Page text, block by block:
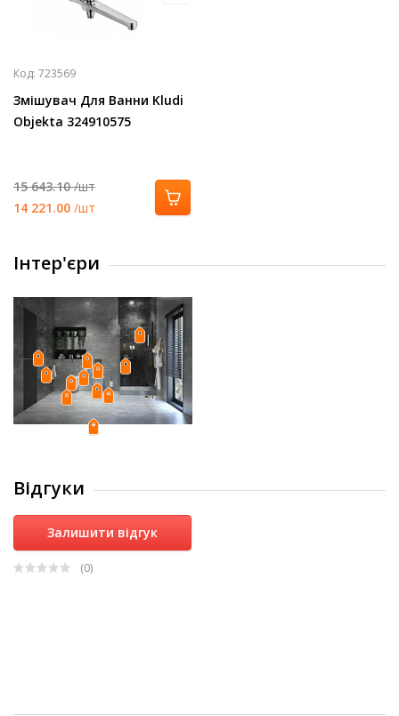
Код: 723569
Змішувач Для Ванни Kludi
Objekta 324910575
15 643.10/шт
14 221.00 /шт
Інтер'єри
Відгуки
(0)
Залишити відгук